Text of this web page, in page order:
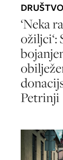
‘Neka
Petrinji